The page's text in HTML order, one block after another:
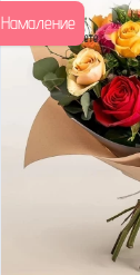
Намаление